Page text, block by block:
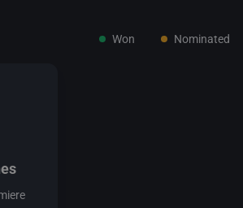
Won Nominated